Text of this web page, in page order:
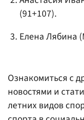
(91+107).
Елена Лябина
Ознакомиться с
новостями и
летних видов